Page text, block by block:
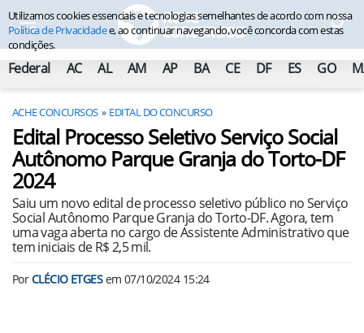
Federal AC AL AM AP BA CE DF ES GO
ACHE CONCURSOS EDITAL DO CONCURSO
Edital Processo Seletivo Serviço Social
Autônomo Parque Granja do Torto-DF
2024
Saiu um novo edital de processo seletivo público no Serviço
Social Autônomo Parque Granja do Torto-DF. Agora, tem
uma vaga aberta no cargo de Assistente Administrativo que
tem iniciais de R$ 2,5 mil.
PorCLÉCIO ETGESem 07/10/2024 15:24
Utilizamos cookies essenciais e tecnologias semelhantes de acordo com nossa
Política de Privacidadee, ao continuar navegando, você concorda com estas
condições.